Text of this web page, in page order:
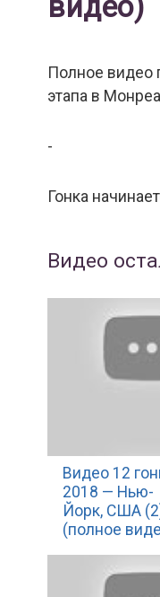
Полное видео
этапа в
-
Гонка
Видео
Видео 12
2018 — Нью-
Йорк, США
(полное